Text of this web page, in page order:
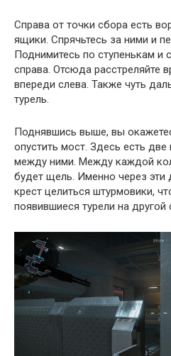
Справа от точки сбора есть
ящики. Спрячьтесь за ними и
Поднимитесь по ступенькам и
справа. Отсюда расстреляйте
впереди слева. Также чуть
турель.
Поднявшись выше, вы
опустить мост. Здесь есть
между ними. Между каждой
будет щель. Именно через
крест целиться штурмовики,
появившиеся турели на другой